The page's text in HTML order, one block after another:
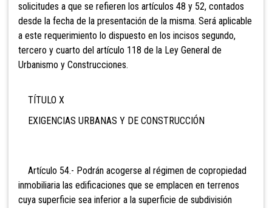
solicitudes a que se refieren los artículos 48 y 52, contados
desde la fecha de la presentación de la misma. Será aplicable
a este requerimiento lo dispuesto en los incisos segundo,
tercero y cuarto del artículo 118 de la Ley General de
Urbanismo y Construcciones.
TÍTULO X
EXIGENCIAS URBANAS Y DE CONSTRUCCIÓN
Artículo 54.- Podrán acogerse al régimen de copropiedad
inmobiliaria las edificaciones que se emplacen en terrenos
cuya superficie sea inferior a la superficie de subdivisión